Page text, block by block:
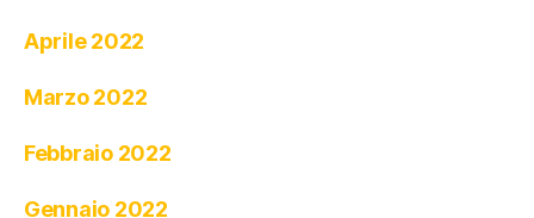
Aprile 2022
Marzo 2022
Febbraio 2022
Gennaio 2022